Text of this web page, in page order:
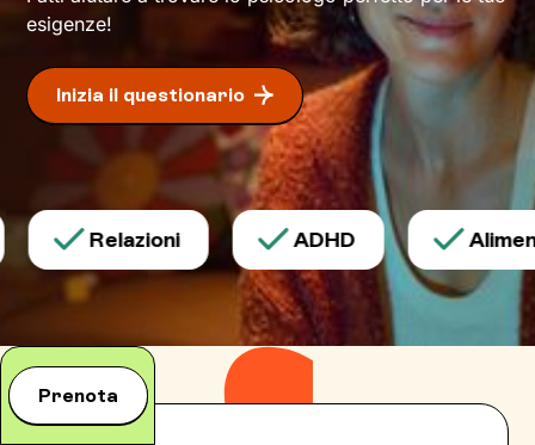
maggiore benessere.
esigenze!
Inizia il questionario
Relazioni ADHD
Prenota